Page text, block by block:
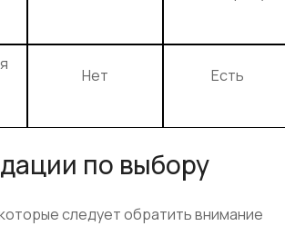
Нет Есть
по выбору
следует обратить внимание